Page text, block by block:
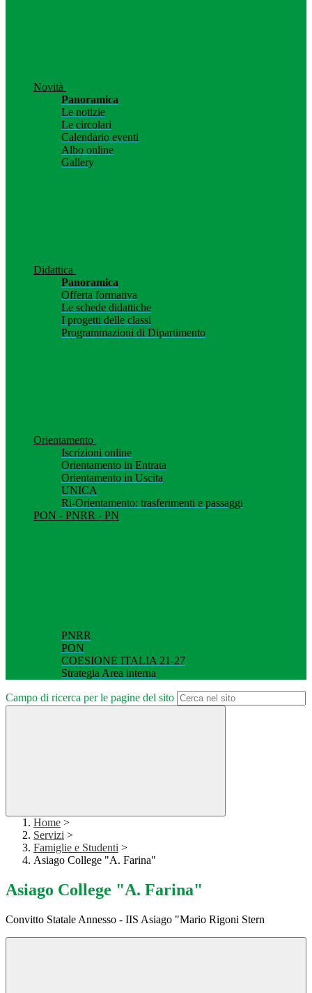
Novità
Panoramica
Le notizie
Le circolari
Calendario eventi
Albo online
Gallery
Didattica
Panoramica
Offerta formativa
Le schede didattiche
I progetti delle classi
Programmazioni di Dipartimento
Orientamento
Iscrizioni online
Orientamento in Entrata
Orientamento in Uscita
UNICA
Ri-Orientamento: trasferimenti e passaggi
PON - PNRR - PN
PNRR
PON
COESIONE ITALIA 21-27
Strategia Area interna
Campo di ricerca per le pagine del sito
Home >
Servizi >
Famiglie e Studenti >
Asiago College "A. Farina"
Asiago College "A. Farina"
Convitto Statale Annesso - IIS Asiago "Mario Rigoni Stern